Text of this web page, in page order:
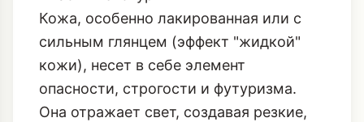
Кожа, особенно лакированная или с
сильным глянцем (эффект "жидкой"
кожи), несет в себе элемент
опасности, строгости и футуризма.
Она отражает свет, создавая резкие,